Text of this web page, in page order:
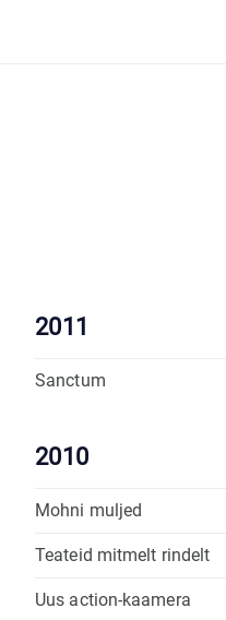
2011
Sanctum
2010
Mohni muljed
Teateid mitmelt rindelt
Uus action-kaamera